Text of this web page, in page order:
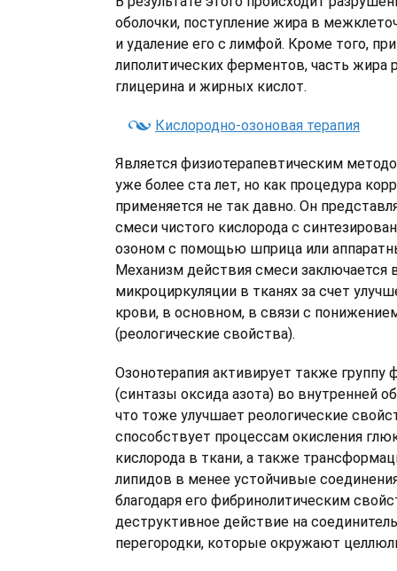
оболочки, поступление жира в
и удаление его с лимфой. Кроме того,
липолитических ферментов, часть жира
глицерина и жирных кислот.
Кислородно-озоновая терапия
Является физиотерапевтическим
уже более ста лет, но как процедура
применяется не так давно. Он
смеси чистого кислорода с
озоном с помощью шприца или
Механизм действия смеси заключается
микроциркуляции в тканях за счет
крови, в основном, в связи с
(реологические свойства).
Озонотерапия активирует также группу
(синтазы оксида азота) во внутренней
что тоже улучшает реологические
способствует процессам окисления
кислорода в ткани, а также
липидов в менее устойчивые
благодаря его фибринолитическим
деструктивное действие на
перегородки, которые окружают